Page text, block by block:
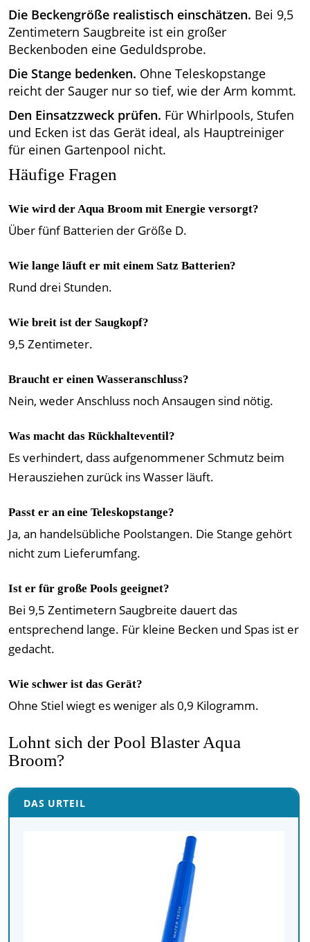
Die Beckengröße realistisch einschätzen. Bei 9,5
Zentimetern Saugbreite ist ein großer
Beckenboden eine Geduldsprobe.
Die Stange bedenken. Ohne Teleskopstange
reicht der Sauger nur so tief, wie der Arm kommt.
Den Einsatzzweck prüfen. Für Whirlpools, Stufen
und Ecken ist das Gerät ideal, als Hauptreiniger
für einen Gartenpool nicht.
Häufige Fragen
Wie wird der Aqua Broom mit Energie versorgt?
Über fünf Batterien der Größe D.
Wie lange läuft er mit einem Satz Batterien?
Rund drei Stunden.
Wie breit ist der Saugkopf?
9,5 Zentimeter.
Braucht er einen Wasseranschluss?
Nein, weder Anschluss noch Ansaugen sind nötig.
Was macht das Rückhalteventil?
Es verhindert, dass aufgenommener Schmutz beim
Herausziehen zurück ins Wasser läuft.
Passt er an eine Teleskopstange?
Ja, an handelsübliche Poolstangen. Die Stange gehört
nicht zum Lieferumfang.
Ist er für große Pools geeignet?
Bei 9,5 Zentimetern Saugbreite dauert das
entsprechend lange. Für kleine Becken und Spas ist er
gedacht.
Wie schwer ist das Gerät?
Ohne Stiel wiegt es weniger als 0,9 Kilogramm.
Lohnt sich der Pool Blaster Aqua
Broom?
DAS URTEIL